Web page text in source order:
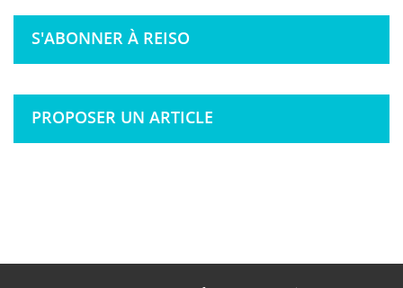
S'ABONNER À REISO
PROPOSER UN ARTICLE